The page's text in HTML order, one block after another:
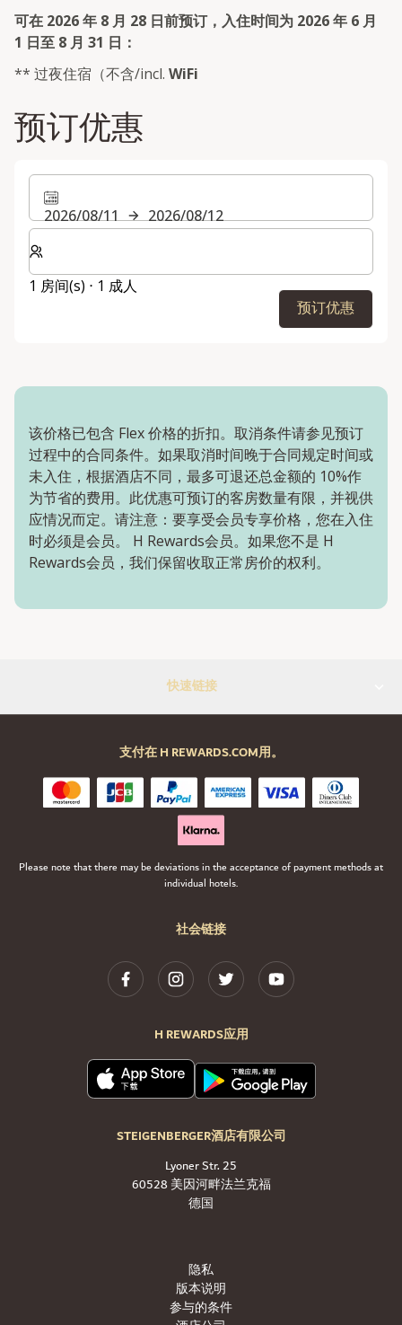
可在 2026 年 8 月 28 日前预订，入住时间为 2026 年 6 月
1 日至 8 月 31 日：
** 过夜住宿（不含/incl. WiFi
预订优惠
2026/08/11
2026/08/12
选择房间数和入住人数
1 房间(s) ⋅ 1 成人
预订优惠
该价格已包含 Flex 价格的折扣。取消条件请参见预订
过程中的合同条件。如果取消时间晚于合同规定时间或
未入住，根据酒店不同，最多可退还总金额的 10%作
为节省的费用。此优惠可预订的客房数量有限，并视供
应情况而定。请注意：要享受会员专享价格，您在入住
时必须是会员。 H Rewards会员。如果您不是 H
Rewards会员，我们保留收取正常房价的权利。
快速链接
社会链接
H REWARDS应用
STEIGENBERGER酒店有限公司
Lyoner Str. 25
60528 美因河畔法兰克福
德国
支付在 H REWARDS.COM用。
Please note that there may be deviations in the acceptance of payment methods at
individual hotels.
隐私
版本说明
参与的条件